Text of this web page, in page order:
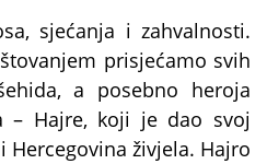
sjećanja i zahvalnosti.
prisjećamo svih
a posebno heroja
– Hajre, koji je dao svoj
Hercegovina živjela. Hajro